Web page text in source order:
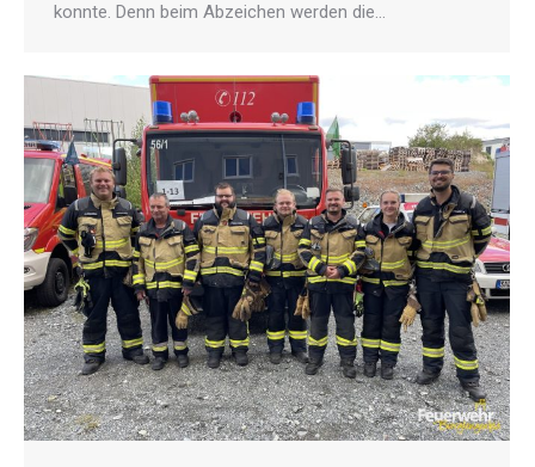
konnte. Denn beim Abzeichen werden die…